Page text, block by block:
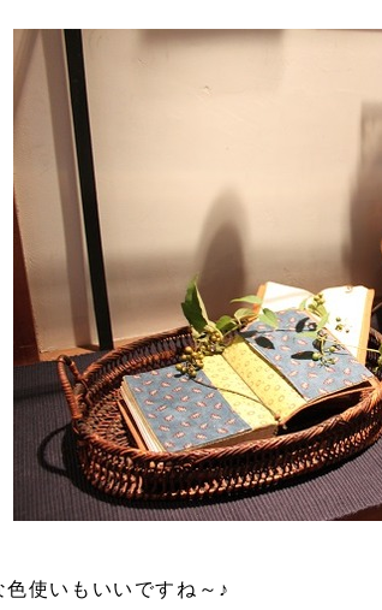
使いもいいですね～♪